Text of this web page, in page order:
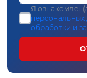
Я
персональных
обработки и